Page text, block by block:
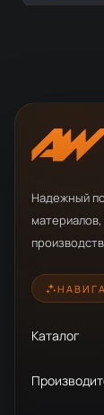
Надежный
Каталог